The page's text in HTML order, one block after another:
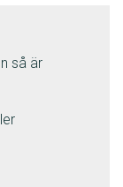
så är